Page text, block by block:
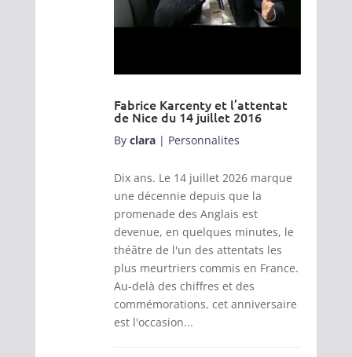
Fabrice Karcenty et l’attentat
de Nice du 14 juillet 2016
By clara| Personnalites
Dix ans. Le 14 juillet 2026 marque
une décennie depuis que la
promenade des Anglais est
devenue, en quelques minutes, le
théâtre de l'un des attentats les
plus meurtriers commis en France.
Au-delà des chiffres et des
commémorations, cet anniversaire
est l'occasion...